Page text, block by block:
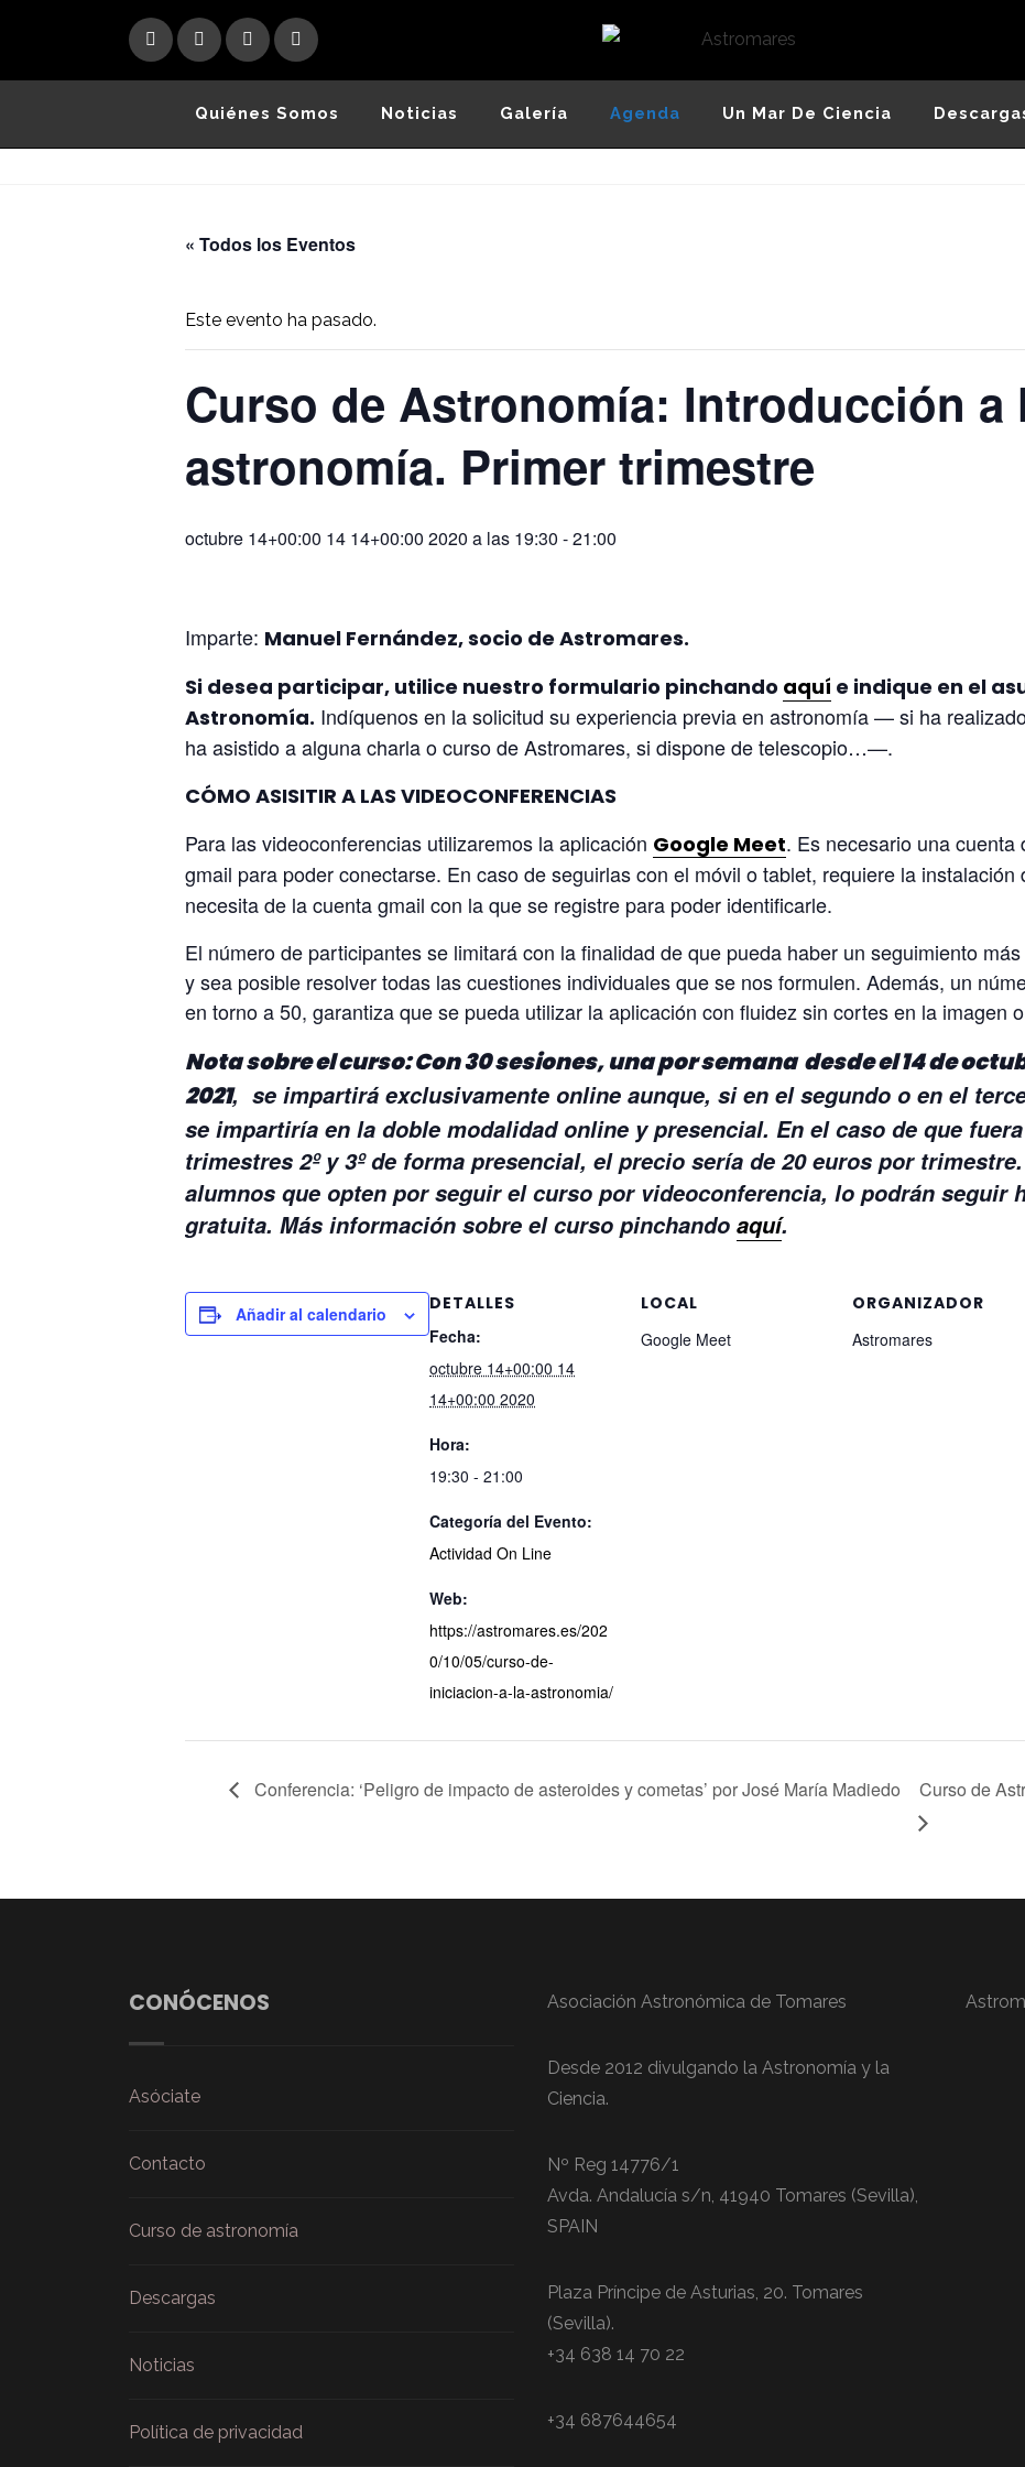
content
Astromares
Quiénes Somos Noticias Galería Agenda Un Mar De Ciencia
« Todos los Eventos
Este evento ha pasado.
Curso de Astronomía: Introducción a
astronomía. Primer trimestre
octubre 14+00:00 14 14+00:00 2020 a las 19:30 -21:00
Imparte: Manuel Fernández, socio de Astromares.
Si desea participar, utilice nuestro formulario pinchando aquí e indique en el
Astronomía. Indíquenos en la solicitud su experiencia previa en astronomía — si ha
ha asistido a alguna charla o curso de Astromares, si dispone de telescopio…—.
CÓMO ASISITIR A LAS VIDEOCONFERENCIAS
Para las videoconferencias utilizaremos la aplicación Google Meet. Es necesario una
gmail para poder conectarse. En caso de seguirlas con el móvil o tablet, requiere la instalación
necesita de la cuenta gmail con la que se registre para poder identificarle.
El número de participantes se limitará con la finalidad de que pueda haber un seguimiento
y sea posible resolver todas las cuestiones individuales que se nos formulen. Además, un
en torno a 50, garantiza que se pueda utilizar la aplicación con fluidez sin cortes en la imagen
Nota sobre el curso: Con 30 sesiones, una por semana desde el 14 de
2021, se impartirá exclusivamente online aunque, si en el segundo o en el
se impartiría en la doble modalidad online y presencial. En el caso de que
trimestres 2º y 3º de forma presencial, el precio sería de 20 euros por
alumnos que opten por seguir el curso por videoconferencia, lo podrán seguir
gratuita. Más información sobre el curso pinchando aquí.
Añadir al calendario
DETALLES
Fecha:
octubre 14+00:00 14
14+00:00 2020
Hora:
19:30 - 21:00
Categoría del Evento:
Actividad On Line
Web:
https://astromares.es/202
0/10/05/curso-de-
iniciacion-a-la-astronomia/
LOCAL
Google Meet
ORGANIZADOR
Astromares
Conferencia: ‘Peligro de impacto de asteroides y cometas’ por José María Madiedo Curso de
CONÓCENOS
Asóciate
Contacto
Curso de astronomía
Descargas
Noticias
Política de privacidad
Asociación Astronómica de Tomares
Desde 2012 divulgando la Astronomía y la
Ciencia.
Nº Reg 14776/1
Avda. Andalucía s/n, 41940 Tomares (Sevilla),
SPAIN
Plaza Príncipe de Asturias, 20. Tomares
(Sevilla).
+34 638 14 70 22
+34 687644654